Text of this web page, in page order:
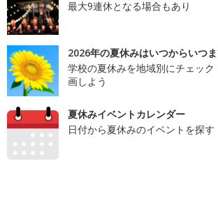
最大9連休となる場合もあり
2026年の夏休みはいつからいつま
学校の夏休みを地域別にチェッ
画しよう
夏休みイベントカレンダー
日付から夏休みのイベントを探す